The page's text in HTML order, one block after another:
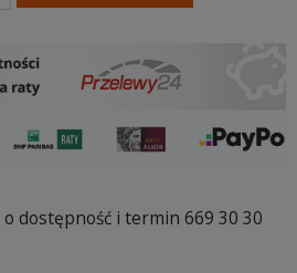
dostępność i termin 669 30 30